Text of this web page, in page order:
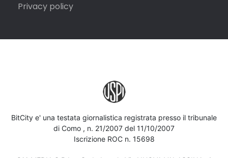
Privacy policy
BitCity e' una testata giornalistica registrata presso il tribunale
di Como , n. 21/2007 del 11/10/2007
Iscrizione ROC n. 15698